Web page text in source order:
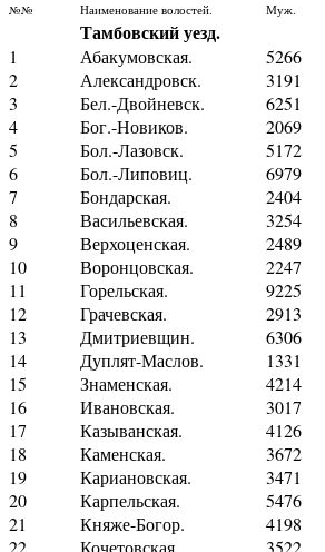
№№ Наименование волостей. Муж.
Тамбовский уезд.
1 Абакумовская. 5266
2
Александровск. 3191
3
Бел.-Двойневск. 6251
4
Бог.-Новиков. 2069
5
Бол.-Лазовск. 5172
6
Бол.-Липовиц. 6979
7
Бондарская. 2404
8
Васильевская. 3254
9
Верхоценская. 2489
10
Воронцовская. 2247
11
Горельская. 9225
12
Грачевская. 2913
13
Дмитриевщин. 6306
14
Дуплят-Маслов. 1331
15
Знаменская. 4214
16
Ивановская. 3017
17
Казыванская. 4126
18
Каменская. 3672
19
Кариановская. 3471
20
Карпельская. 5476
21
Княже-Богор. 4198
22
Кочетовская. 3522